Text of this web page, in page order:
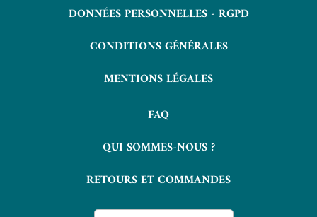
DONNÉES PERSONNELLES - RGPD
CONDITIONS GÉNÉRALES
MENTIONS LÉGALES
FAQ
QUI SOMMES-NOUS ?
RETOURS ET COMMANDES